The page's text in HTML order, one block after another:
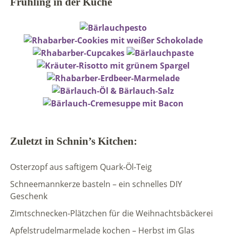
Zuletzt in Schnin’s Kitchen:
Osterzopf aus saftigem Quark-Öl-Teig
Schneemannkerze basteln – ein schnelles DIY
Geschenk
Zimtschnecken-Plätzchen für die Weihnachtsbäckerei
Apfelstrudelmarmelade kochen – Herbst im Glas